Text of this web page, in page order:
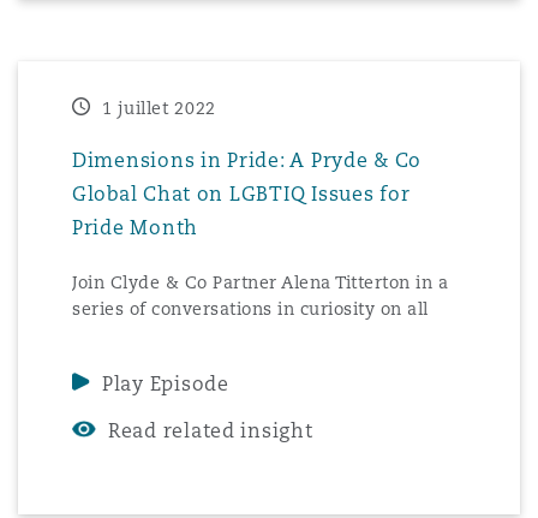
1 juillet 2022
Dimensions in Pride: A Pryde & Co
Global Chat on LGBTIQ Issues for
Pride Month
Join Clyde & Co Partner Alena Titterton in a
series of conversations in curiosity on all
Play Episode
Read related insight